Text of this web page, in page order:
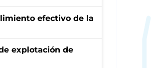
efectivo de la
explotación de